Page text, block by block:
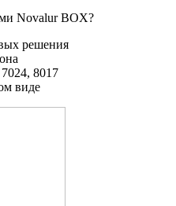
Novalur BOX?
решения
8017
виде